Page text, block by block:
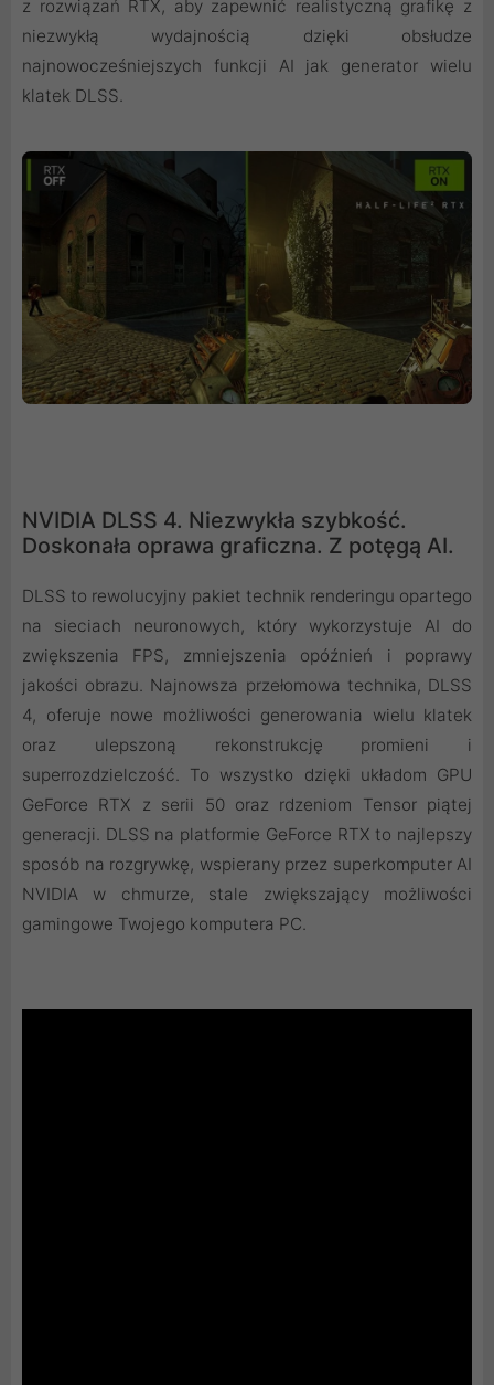
z rozwiązań RTX, aby zapewnić realistyczną grafikę z
niezwykłą wydajnością dzięki obsłudze
najnowocześniejszych funkcji AI jak generator wielu
klatek DLSS.
NVIDIA DLSS 4. Niezwykła szybkość.
Doskonała oprawa graficzna. Z potęgą AI.
DLSS to rewolucyjny pakiet technik renderingu opartego
na sieciach neuronowych, który wykorzystuje AI do
zwiększenia FPS, zmniejszenia opóźnień i poprawy
jakości obrazu. ‌Najnowsza przełomowa technika, DLSS
4, oferuje nowe możliwości generowania wielu klatek
oraz ulepszoną rekonstrukcję promieni i
superrozdzielczość. To wszystko dzięki układom GPU
GeForce RTX z serii 50 oraz rdzeniom Tensor piątej
generacji. DLSS na platformie GeForce RTX to najlepszy
sposób na rozgrywkę, wspierany przez superkomputer AI
NVIDIA w chmurze, stale zwiększający możliwości
gamingowe Twojego komputera PC.